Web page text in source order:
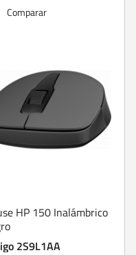
Comparar
HP 150 Inalámbrico
2S9L1AA